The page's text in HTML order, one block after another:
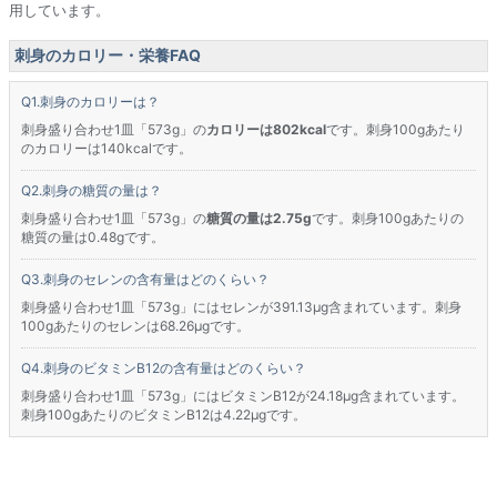
用しています。
刺身のカロリー・栄養FAQ
刺身のカロリーは？
刺身盛り合わせ1皿「573g」のカロリーは802kcalです。刺身100gあたり
のカロリーは140kcalです。
刺身の糖質の量は？
刺身盛り合わせ1皿「573g」の糖質の量は2.75gです。刺身100gあたりの
糖質の量は0.48gです。
刺身のセレンの含有量はどのくらい？
刺身盛り合わせ1皿「573g」にはセレンが391.13μg含まれています。刺身
100gあたりのセレンは68.26μgです。
刺身のビタミンB12の含有量はどのくらい？
刺身盛り合わせ1皿「573g」にはビタミンB12が24.18μg含まれています。
刺身100gあたりのビタミンB12は4.22μgです。